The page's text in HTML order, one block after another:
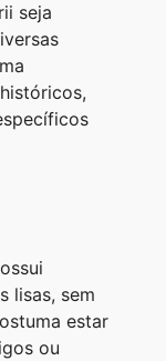
seja
lisas, sem
estar
ou